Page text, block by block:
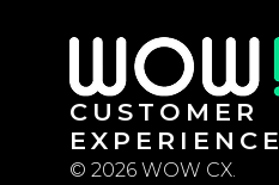
CUSTOMER
EXPERIENCE
© 2026 WOW CX.